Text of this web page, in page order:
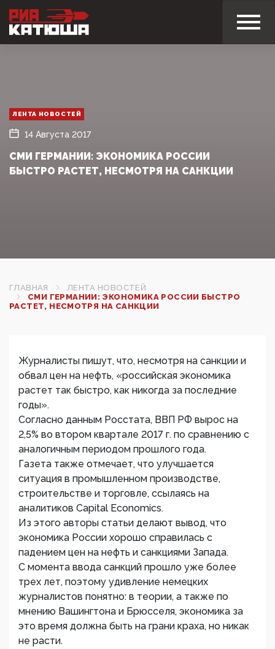
ЛЕНТА НОВОСТЕЙ
14 Августа 2017
СМИ ГЕРМАНИИ: ЭКОНОМИКА РОССИИ
БЫСТРО РАСТЕТ, НЕСМОТРЯ НА САНКЦИИ
ГЛАВНАЯ
ЛЕНТА НОВОСТЕЙ
СМИ ГЕРМАНИИ: ЭКОНОМИКА РОССИИ БЫСТРО
РАСТЕТ, НЕСМОТРЯ НА САНКЦИИ
Журналисты пишут, что, несмотря на санкции и
обвал цен на нефть, «российская экономика
растет так быстро, как никогда за последние
годы».
Согласно данным Росстата, ВВП РФ вырос на
2,5% во втором квартале 2017 г. по сравнению с
аналогичным периодом прошлого года.
Газета также отмечает, что улучшается
ситуация в промышленном производстве,
строительстве и торговле, ссылаясь на
аналитиков Capital Economics.
Из этого авторы статьи делают вывод, что
экономика России хорошо справилась с
падением цен на нефть и санкциями Запада.
С момента ввода санкций прошло уже более
трех лет, поэтому удивление немецких
журналистов понятно: в теории, а также по
мнению Вашингтона и Брюсселя, экономика за
это время должна быть на грани краха, но никак
не расти.